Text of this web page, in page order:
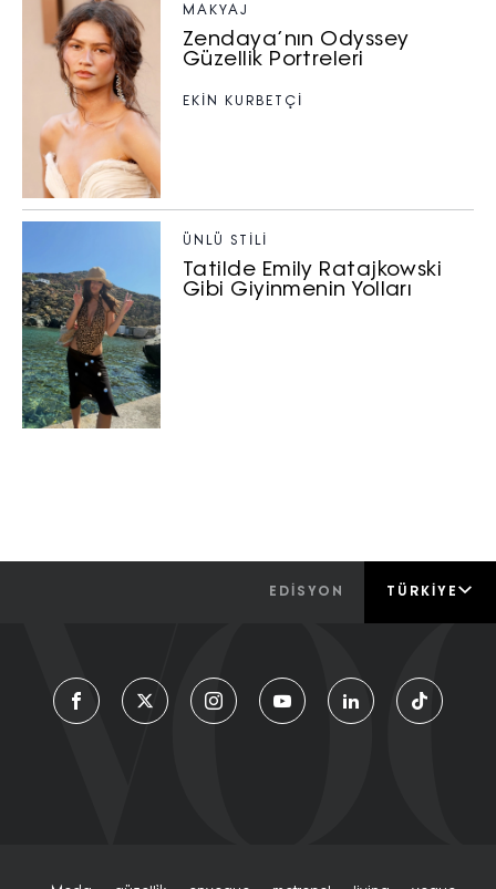
MAKYAJ
Zendaya’nın Odyssey
Güzellik Portreleri
EKİN KURBETÇİ
ÜNLÜ STILI
Tatilde Emily Ratajkowski
Gibi Giyinmenin Yolları
EDİSYON TÜRKIYE